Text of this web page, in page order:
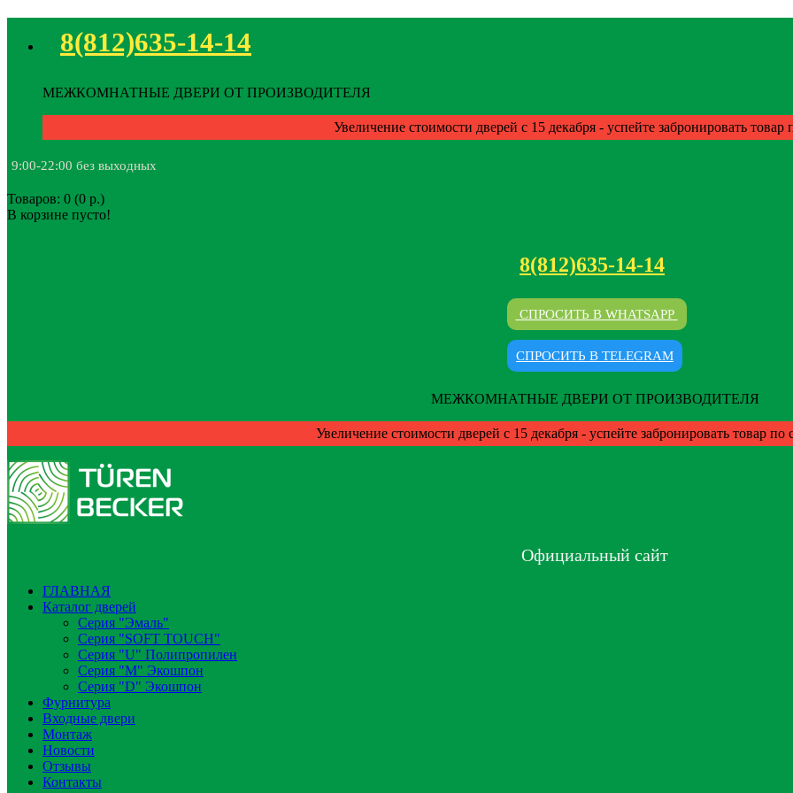
8(812)635-14-14
МЕЖКОМНАТНЫЕ ДВЕРИ ОТ ПРОИЗВОДИТЕЛЯ
Увеличение стоимости дверей с 15 декабря - успейте забронировать
9:00-22:00 без выходных
Товаров: 0 (0 р.)
В корзине пусто!
8(812)635-14-14
СПРОСИТЬ В WHATSAPP
СПРОСИТЬ В TELEGRAM
МЕЖКОМНАТНЫЕ ДВЕРИ ОТ ПРОИЗВОДИТЕЛЯ
Увеличение стоимости дверей с 15 декабря - успейте забронировать товар
Официальный сайт
ГЛАВНАЯ
Каталог дверей
Серия "Эмаль"
Серия "SOFT TOUCH"
Серия "U" Полипропилен
Серия "М" Экошпон
Серия "D" Экошпон
Фурнитура
Входные двери
Монтаж
Новости
Отзывы
Контакты